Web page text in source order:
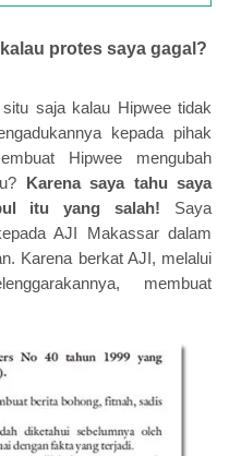
protes saya gagal?
saja kalau Hipwee tidak
kepada pihak
Hipwee mengubah
Karena saya tahu saya
itu yang salah! Saya
AJI Makassar dalam
Karena berkat AJI, melalui
membuat